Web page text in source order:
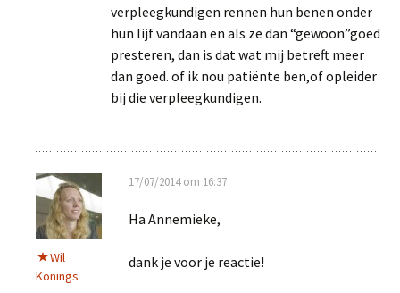
verpleegkundigen rennen hun benen onder
hun lijf vandaan en als ze dan “gewoon”goed
presteren, dan is dat wat mij betreft meer
dan goed. of ik nou patiënte ben,of opleider
bij die verpleegkundigen.
Wil
Konings
17/07/2014 om 16:37
Ha Annemieke,
dank je voor je reactie!